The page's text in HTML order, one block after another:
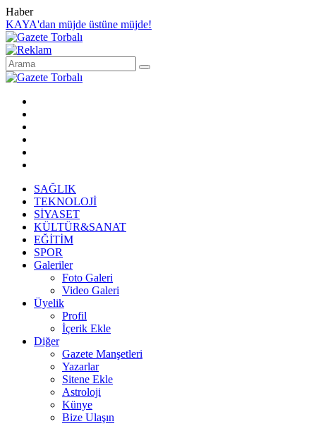
Haber
KAYA'dan müjde üstüne müjde!
SAĞLIK
TEKNOLOJİ
SİYASET
KÜLTÜR&SANAT
EĞİTİM
SPOR
Galeriler
Foto Galeri
Video Galeri
Üyelik
Profil
İçerik Ekle
Diğer
Gazete Manşetleri
Yazarlar
Sitene Ekle
Astroloji
Künye
Bize Ulaşın